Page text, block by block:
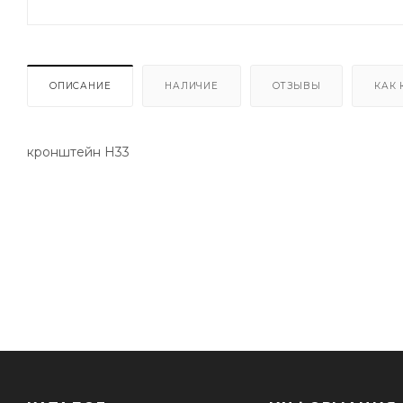
ОПИСАНИЕ НАЛИЧИЕ ОТЗЫВЫ КАК
кронштейн H33